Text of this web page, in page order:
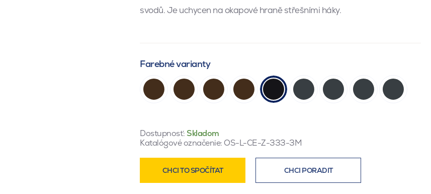
svodů. Je uchycen na okapové hraně střešními háky.
Farebné varianty
Dostupnosť: Skladom
Katalógové označenie: OS-L-CE-Z-333-3M
CHCI TO SPOČÍTAT CHCI PORADIT